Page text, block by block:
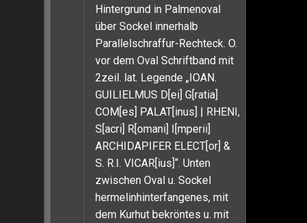
Hintergrund in Palmenoval
über Sockel innerhalb
Parallelschraffur-Rechteck. O.
vor dem Oval Schriftband mit
2zeil. lat. Legende „IOAN.
GUILIELMUS D[ei] G[ratia]
COM[es] PALAT[inus] | RHENI,
S[acri] R[omani] I[mperii]
ARCHIDAPIFER ELECT[or] &
S. R.I. VICAR[ius]“. Unten
zwischen Oval u. Sockel
hermelinhinterfangenes, mit
dem Kurhut bekröntes u. mit